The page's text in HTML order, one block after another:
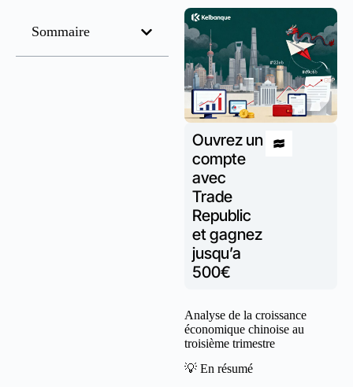
Sommaire
Ouvrez un
compte
avec
Trade
Republic
et gagnez
jusqu’a
500€
Analyse de la croissance
économique chinoise au
troisième trimestre
💡 En résumé